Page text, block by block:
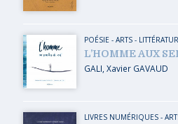
POÉSIE - ARTS-
L’HOMME AUX
GALI Xavier GAVAUD
LIVRES NUMÉRIQUES-